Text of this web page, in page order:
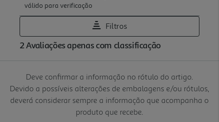
Deve confirmar a informação no rótulo do artigo.
Devido a possíveis alterações de embalagens e/ou rótulos,
deverá considerar sempre a informação que acompanha o
produto que recebe.